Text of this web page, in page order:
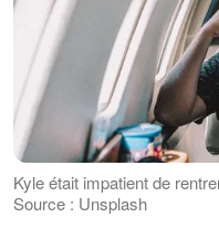
Kyle était impatient de
Source : Unsplash